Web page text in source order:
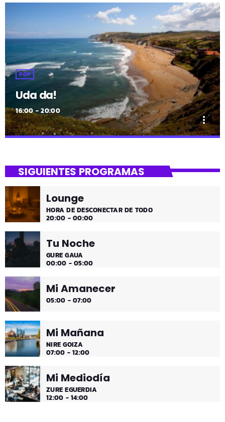
POP
Uda da!
16:00 - 20:00
more_vert
¡Toda la música!
¡Toda la música!
SIGUIENTES PROGRAMAS
Lounge
HORA DE DESCONECTAR DE TODO
20:00 - 00:00
Tu Noche
GURE GAUA
00:00 - 05:00
Mi Amanecer
05:00 - 07:00
Mi Mañana
NIRE GOIZA
07:00 - 12:00
Mi Mediodía
ZURE EGUERDIA
12:00 - 14:00